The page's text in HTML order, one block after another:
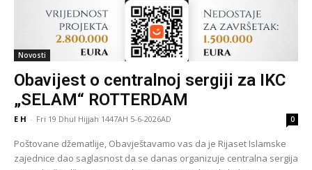
Novosti
Obavijest o centralnoj sergiji za IKC
„SELAM“ ROTTERDAM
E H - Fri 19 Dhul Hijjah 1447AH 5-6-2026AD 0
Poštovane džematlije, Obavještavamo vas da je Rijaset Islamske
zajednice dao saglasnost da se danas organizuje centralna sergija